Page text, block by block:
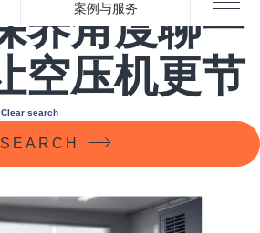
案例与服务
Close menu
Clear search
SEARCH
养角度聊一
空压机更节